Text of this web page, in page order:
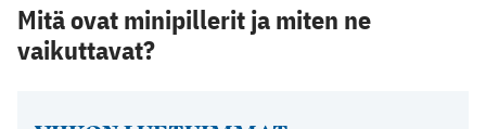
Mitä ovat minipillerit ja miten ne
vaikuttavat?